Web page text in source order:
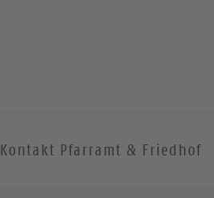
Kontakt Pfarramt & Friedhof